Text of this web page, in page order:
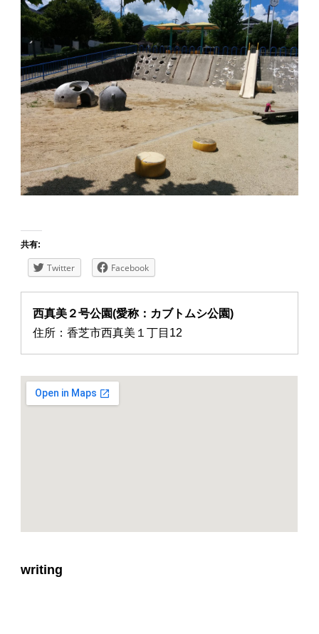
共有:
Twitter Facebook
西真美２号公園(愛称：カブトムシ公園)
住所：香芝市西真美１丁目12
writing